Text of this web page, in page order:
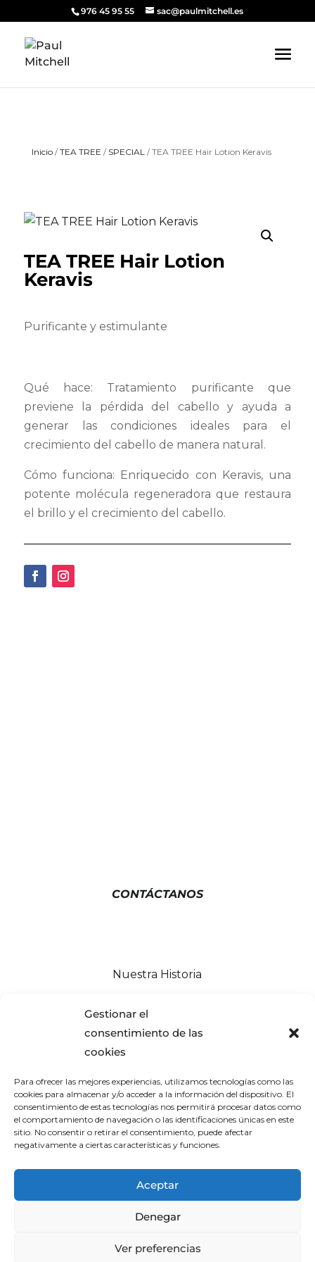
Gestionar el
consentimiento de las
cookies
Para ofrecer las mejores experiencias, utilizamos tecnologías como las
cookies para almacenar y/o acceder a la información del dispositivo. El
consentimiento de estas tecnologías nos permitirá procesar datos como
el comportamiento de navegación o las identificaciones únicas en este
sitio. No consentir o retirar el consentimiento, puede afectar
negativamente a ciertas características y funciones.
Aceptar
Denegar
Ver preferencias
976 45 95 55 sac@paulmitchell.es
Inicio/TEA TREE / SPECIAL/ TEA TREE Hair Lotion Keravis
TEA TREE Hair Lotion
Keravis
Purificante y estimulante
Qué hace: Tratamiento purificante que
previene la pérdida del cabello y ayuda a
generar las condiciones ideales para el
crecimiento del cabello de manera natural.
Cómo funciona: Enriquecido con Keravis, una
potente molécula regeneradora que restaura
el brillo y el crecimiento del cabello.
CONTÁCTANOS
Nuestra Historia
Educación
Productos profesionales de lujo
a tu alcance
Política de Privacidad